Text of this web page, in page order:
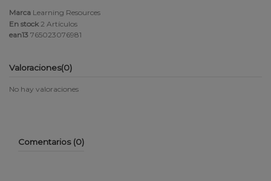
Marca Learning Resources
En stock 2 Artículos
ean13 765023076981
Valoraciones(0)
No hay valoraciones
Comentarios (0)